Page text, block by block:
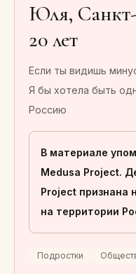
Юля,
20 лет
Если ты видишь
Я бы хотела быть
Россию
В материале
Medusa Project.
Project признана
на территории
Подростки